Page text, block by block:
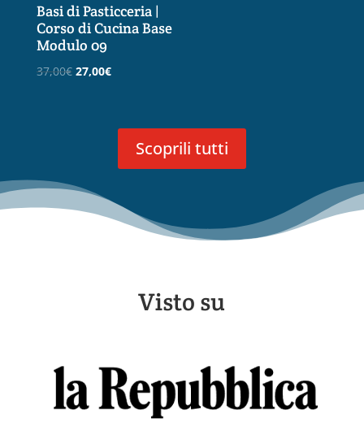
Basi di Pasticceria |
Corso di Cucina Base
Modulo 09
37,00€ Il
27,00€Il
è:
27,00€.Scoprili tutti
Visto su